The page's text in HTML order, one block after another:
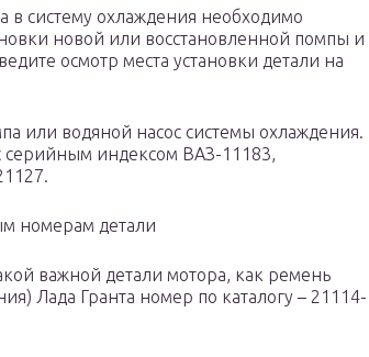
в систему охлаждения необходимо
новой или восстановленной помпы и
осмотр места установки детали на
или водяной насос системы охлаждения.
серийным индексом ВАЗ-11183,
номерам детали
важной детали мотора, как ремень
Лада Гранта номер по каталогу – 21114-